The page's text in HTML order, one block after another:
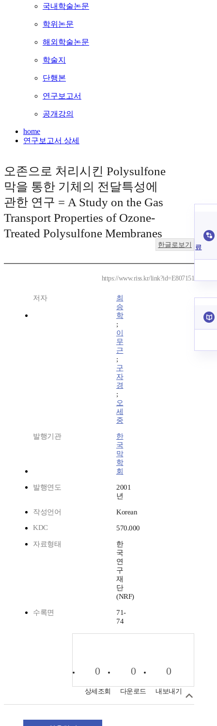
국내학술논문
학위논문
해외학술논문
학술지
단행본
연구보고서
공개강의
home
연구보고서 상세
오존으로 처리시킨 Polysulfone
막을 통한 기체의 전달특성에
관한 연구 = A Study on the Gas
Transport Properties of Ozone-
Treated Polysulfone Membranes
한글로보기
https://www.riss.kr/link?id=E807151
저자
최
승
학
;
이
무
근
;
구
자
경
;
오
세
중
발행기관
한
국
막
학
회
발행연도
2001
년
작성언어
Korean
KDC
570.000
자료형태
한
국
연
구
재
단
(NRF)
수록면
71-
74
0
상세조회
0
다운로드
0
내보내기
료